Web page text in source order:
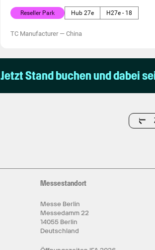
Reseller Park Hub 27e H27e - 18
TC Manufacturer — China
Jetzt Stand buchen und dabei
Messestandort
Messe Berlin
Messedamm 22
14055 Berlin
Deutschland